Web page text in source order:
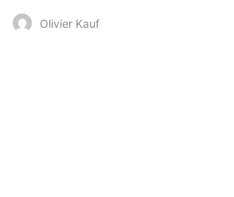
Olivier Kauf